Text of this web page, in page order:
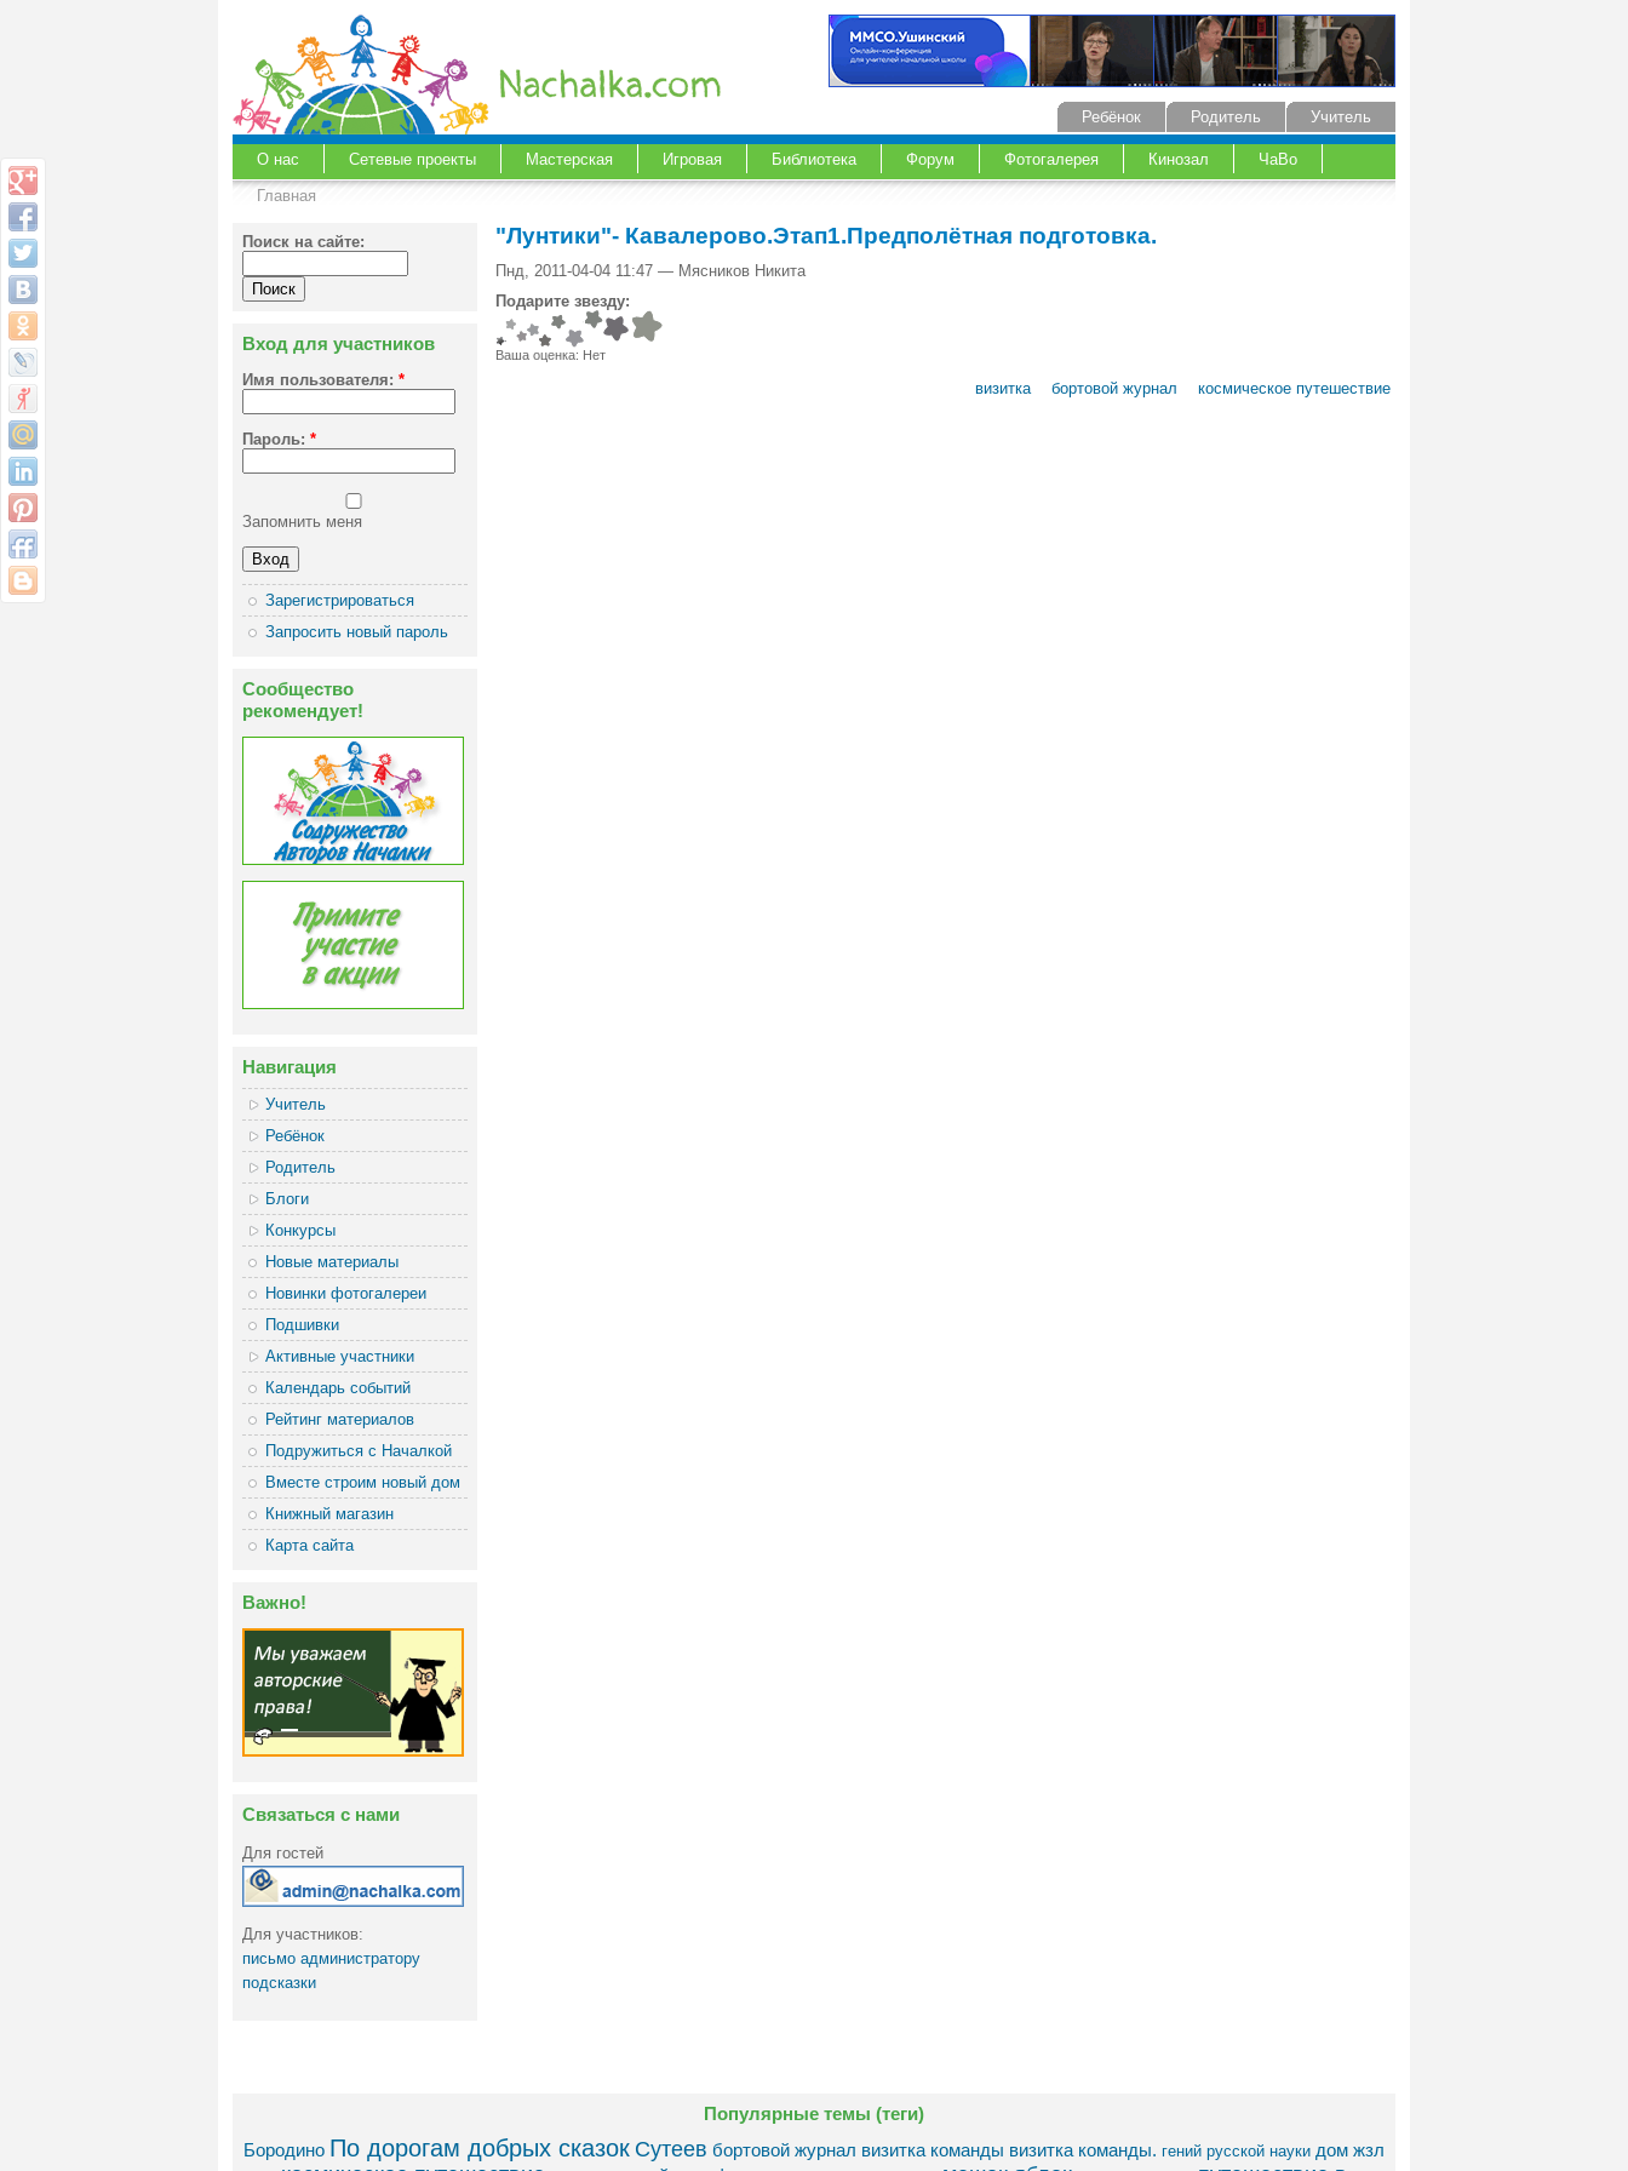
Учитель
Родитель
Ребёнок
О нас Сетевые проекты Мастерская Игровая Библиотека Форум Фотогалерея Кинозал
ЧаВо
Главная
Поиск на сайте:
Вход для участников
Имя пользователя: *
Пароль: *
Запомнить меня
Зарегистрироваться
Запросить новый пароль
Сообщество
рекомендует!
Навигация
Учитель
Ребёнок
Родитель
Блоги
Конкурсы
Новые материалы
Новинки фотогалереи
Подшивки
Активные участники
Календарь событий
Рейтинг материалов
Подружиться с Началкой
Вместе строим новый дом
Книжный магазин
Карта сайта
Важно!
Связаться с нами
Для гостей
Для участников:
письмо администратору
подсказки
"Лунтики"- Кавалерово.Этап1.Предполётная подготовка.
Пнд, 2011-04-04 11:47 — Мясников Никита
Подарите звезду:
Ваша оценка: Нет
визитка бортовой журнал космическое путешествие
Популярные темы (теги)
Бородино По дорогам добрых сказок Сутеев бортовой журнал визитка команды визитка команды. гений русской науки дом жзл